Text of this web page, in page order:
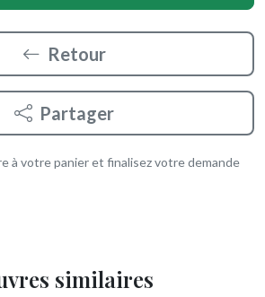
Retour
Partager
à votre panier et finalisez votre demande
similaires